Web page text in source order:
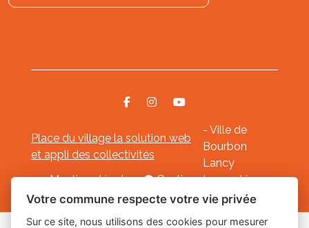
Place du village la solution web
et appli des collectivités
- Ville de
Bourbon
Lancy
Mentions légales- Gestion des cookies
Votre commune respecte votre vie privée
Sur ce site, nous utilisons des cookies pour mesurer